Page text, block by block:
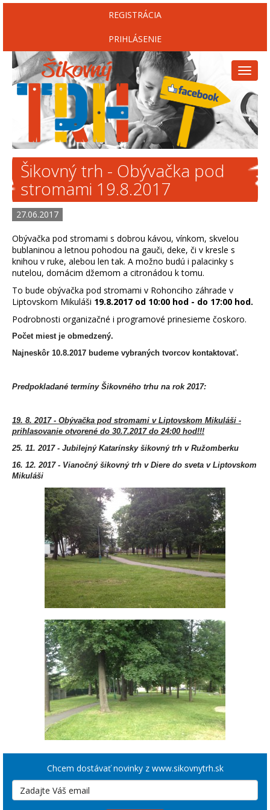
REGISTRÁCIA
PRIHLÁSENIE
Šikovný trh - Obývačka pod
stromami 19.8.2017
27.06.2017
Obývačka pod stromami s dobrou kávou, vínkom, skvelou
bublaninou a letnou pohodou na gauči, deke, či v kresle s
knihou v ruke, alebou len tak. A možno budú i palacinky s
nutelou, domácim džemom a citronádou k tomu.
To bude obývačka pod stromami v Rohonciho záhrade v
Liptovskom Mikuláši 19.8.2017 od 10:00 hod - do 17:00 hod.
Podrobnosti organizačné i programové prinesieme čoskoro.
Počet miest je obmedzený.
Najneskôr 10.8.2017 budeme vybraných tvorcov kontaktovať.
Predpokladané termíny Šikovného trhu na rok 2017:
19. 8. 2017 - Obývačka pod stromami v Liptovskom Mikuláši -
prihlasovanie otvorené do 30.7.2017 do 24:00 hod!!!
25. 11. 2017 - Jubilejný Katarínsky šikovný trh v Ružomberku
16. 12. 2017 - Vianočný šikovný trh v Diere do sveta v Liptovskom
Mikuláši
Chcem dostávať novinky z www.sikovnytrh.sk